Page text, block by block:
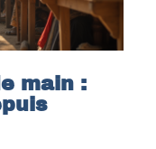
main :